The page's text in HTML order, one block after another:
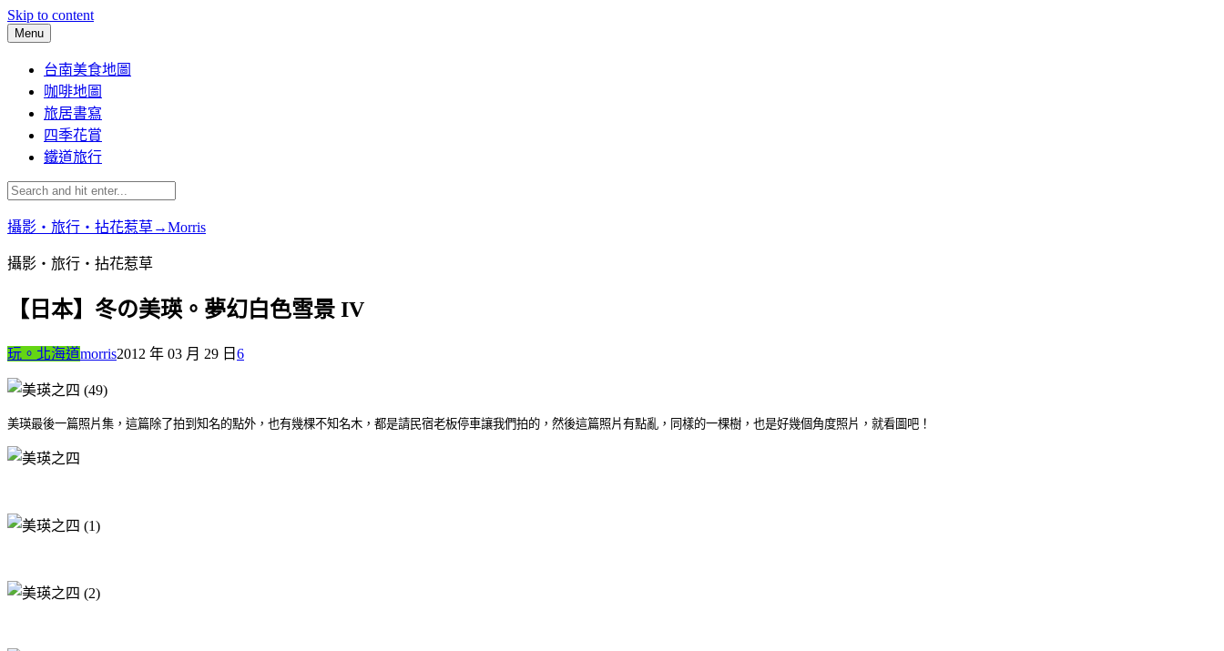
Skip to content
Menu
台南美食地圖
咖啡地圖
旅居書寫
四季花賞
鐵道旅行
攝影‧旅行‧拈花惹草→Morris
攝影‧旅行‧拈花惹草
【日本】冬の美瑛。夢幻白色雪景 IV
玩。北海道morris2012 年 03 月 29 日 6
美瑛最後一篇照片集，這篇除了拍到知名的點外，也有幾棵不知名木，都是請民宿老板停車讓我們拍的，然後這篇照片有點亂，同樣的一棵樹，也是好幾個角度照片，就看圖吧！